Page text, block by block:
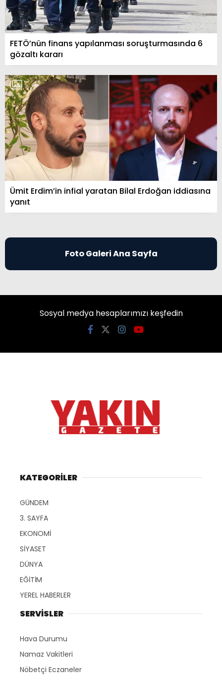
FETÖ’nün finans yapılanması soruşturmasında 6
gözaltı kararı
Ümit Erdim’in infial yaratan Bilal Erdoğan iddiasına
yanıt
Foto Galeri Ana Sayfa
Sosyal medya hesaplarımızı keşfedin
KATEGORİLER
GÜNDEM
3. SAYFA
EKONOMİ
SİYASET
DÜNYA
EĞİTİM
YEREL HABERLER
SERVİSLER
Hava Durumu
Namaz Vakitleri
Nöbetçi Eczaneler